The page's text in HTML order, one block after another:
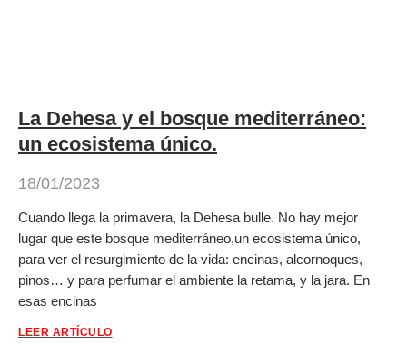
La Dehesa y el bosque mediterráneo:
un ecosistema único.
18/01/2023
Cuando llega la primavera, la Dehesa bulle. No hay mejor
lugar que este bosque mediterráneo,un ecosistema único,
para ver el resurgimiento de la vida: encinas, alcornoques,
pinos… y para perfumar el ambiente la retama, y la jara. En
esas encinas
LEER ARTÍCULO